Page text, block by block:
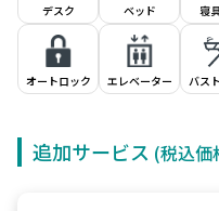
デスク ベッド 寝
オートロック エレベーター バス
追加サービス (税込価